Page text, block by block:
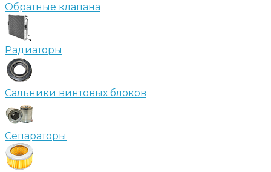
Обратные клапана
Радиаторы
Сальники винтовых блоков
Сепараторы